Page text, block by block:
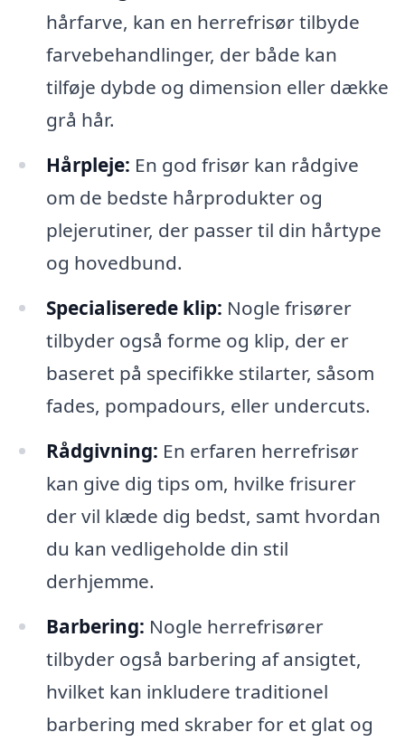
hårfarve, kan en herrefrisør tilbyde
farvebehandlinger, der både kan
tilføje dybde og dimension eller dække
grå hår.
Hårpleje: En god frisør kan rådgive
om de bedste hårprodukter og
plejerutiner, der passer til din hårtype
og hovedbund.
Specialiserede klip: Nogle frisører
tilbyder også forme og klip, der er
baseret på specifikke stilarter, såsom
fades, pompadours, eller undercuts.
Rådgivning: En erfaren herrefrisør
kan give dig tips om, hvilke frisurer
der vil klæde dig bedst, samt hvordan
du kan vedligeholde din stil
derhjemme.
Barbering: Nogle herrefrisører
tilbyder også barbering af ansigtet,
hvilket kan inkludere traditionel
barbering med skraber for et glat og